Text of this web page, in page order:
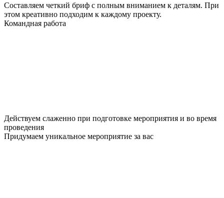
Составляем четкий бриф с полным вниманием к деталям. При
этом креативно подходим к каждому проекту.
Командная работа
Действуем слаженно при подготовке мероприятия и во время
проведения
Придумаем уникальное мероприятие за вас